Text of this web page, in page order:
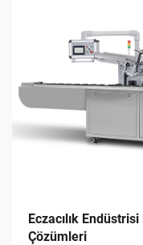
Eczacılık
Çözümleri